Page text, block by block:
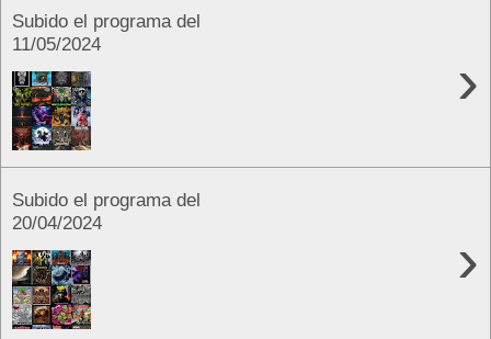
Subido el programa del
11/05/2024
›
Subido el programa del
20/04/2024
›